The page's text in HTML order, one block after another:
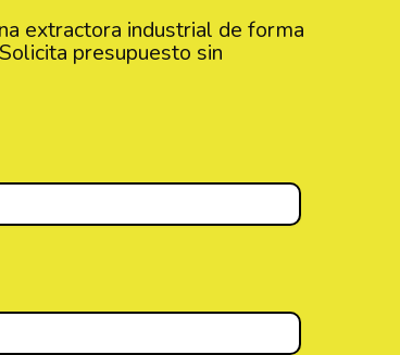
extractora industrial de forma
presupuesto sin